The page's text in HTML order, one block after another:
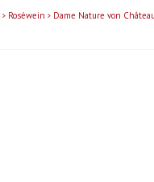
Roséwein Dame Nature von